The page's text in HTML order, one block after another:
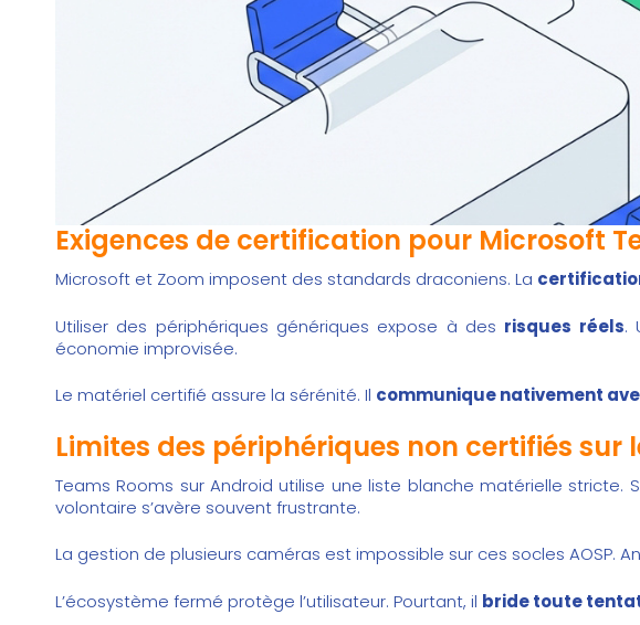
Exigences de certification pour Microsoft
Microsoft et Zoom imposent des standards draconiens. La
Utiliser des périphériques génériques expose à des risques réels.
économie improvisée.
Le matériel certifié assure la sérénité. Il communique nativement
Limites des périphériques non certifiés sur
Teams Rooms sur Android utilise une liste blanche matérielle stricte.
volontaire s’avère souvent frustrante.
La gestion de plusieurs caméras est impossible sur ces socles AOSP.
L’écosystème fermé protège l’utilisateur. Pourtant, il bride toute